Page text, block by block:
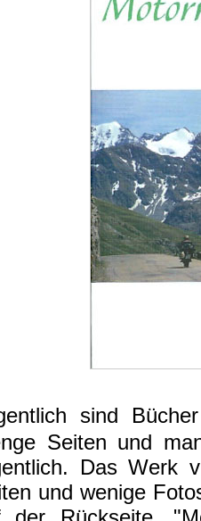
sind
Seiten und
Das Werk
und wenige